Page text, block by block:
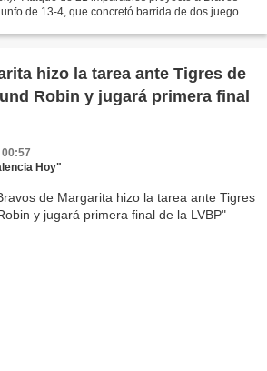
de 13-4, que concretó barrida de dos juegos
hizo la tarea ante Tigres de
Robin y jugará primera final
Hoy"